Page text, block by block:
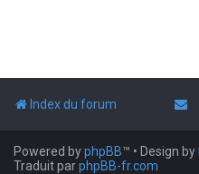
Index du forum
Powered byphpBB™ • Design by
Traduit parphpBB-fr.com